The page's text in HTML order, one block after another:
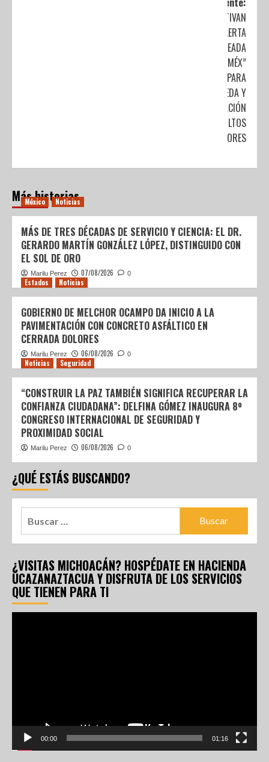
ACTIVAN
“ALERTA
PLATEADA
EDOMÉX”
PARA
BÚSQUEDA Y
LOCALIZACIÓN
DE ADULTOS
MAYORES
Más historias
México Noticias
MÁS DE TRES DÉCADAS DE SERVICIO Y CIENCIA: EL DR.
GERARDO MARTÍN GONZÁLEZ LÓPEZ, DISTINGUIDO CON
EL SOL DE ORO
Marilu Perez 07/08/2026 0
Estados Noticias
GOBIERNO DE MELCHOR OCAMPO DA INICIO A LA
PAVIMENTACIÓN CON CONCRETO ASFÁLTICO EN
CERRADA DOLORES
Marilu Perez 06/08/2026 0
Noticias Seguridad
“CONSTRUIR LA PAZ TAMBIÉN SIGNIFICA RECUPERAR LA
CONFIANZA CIUDADANA”: DELFINA GÓMEZ INAUGURA 8º
CONGRESO INTERNACIONAL DE SEGURIDAD Y
PROXIMIDAD SOCIAL
Marilu Perez 06/08/2026 0
¿QUÉ ESTÁS BUSCANDO?
¿VISITAS MICHOACÁN? HOSPÉDATE EN HACIENDA
UCAZANAZTACUA Y DISFRUTA DE LOS SERVICIOS
QUE TIENEN PARA TI
00:00 01:16